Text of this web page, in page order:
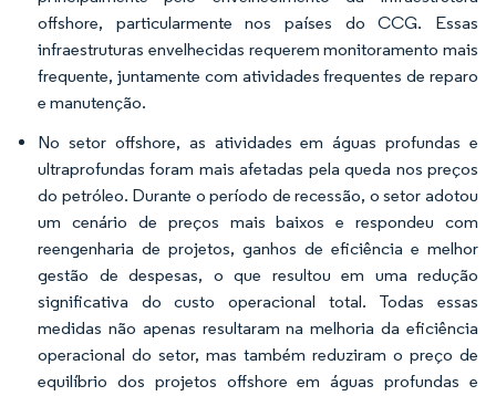
offshore, particularmente nos países do CCG. Essas
infraestruturas envelhecidas requerem monitoramento mais
frequente, juntamente com atividades frequentes de reparo
e manutenção.
No setor offshore, as atividades em águas profundas e
ultraprofundas foram mais afetadas pela queda nos preços
do petróleo. Durante o período de recessão, o setor adotou
um cenário de preços mais baixos e respondeu com
reengenharia de projetos, ganhos de eficiência e melhor
gestão de despesas, o que resultou em uma redução
significativa do custo operacional total. Todas essas
medidas não apenas resultaram na melhoria da eficiência
operacional do setor, mas também reduziram o preço de
equilíbrio dos projetos offshore em águas profundas e